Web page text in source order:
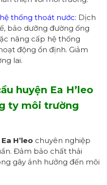
thống thoát nước: Dịch
bảo dưỡng đường ống
nâng cấp hệ thống
động ổn định. Giảm
lai.
huyện Ea H’leo
ty môi trường
H’leo chuyên nghiệp
Đảm bảo chất thải
gây ảnh hưởng đến môi